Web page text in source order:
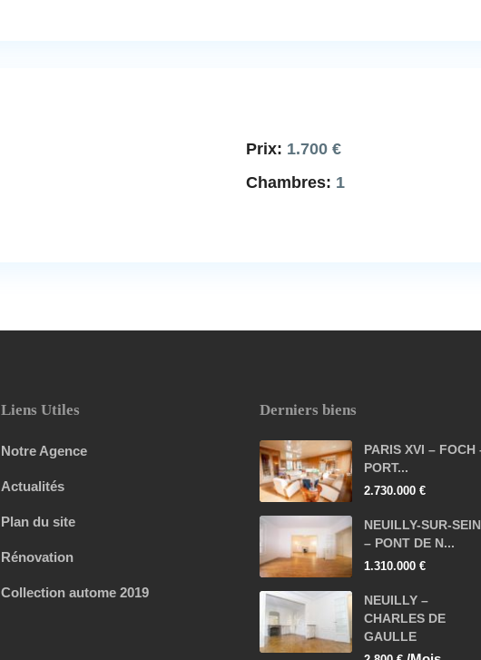
Prix: 1.700 €
Chambres: 1
Liens Utiles
Notre Agence
Actualités
Plan du site
Rénovation
Collection autome 2019
Derniers biens
PARIS XVI – FOCH
PORT...
2.730.000 €
NEUILLY-SUR-
– PONT DE N...
1.310.000 €
NEUILLY –
CHARLES DE
GAULLE